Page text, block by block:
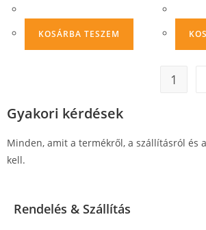
KOSÁRBA TESZEM
1
Gyakori kérdések
Minden, amit a termékről, a szállításról és
kell.
Rendelés & Szállítás